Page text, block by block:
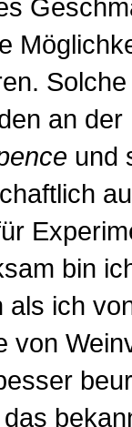
Solche
an
und
bin
ich
von